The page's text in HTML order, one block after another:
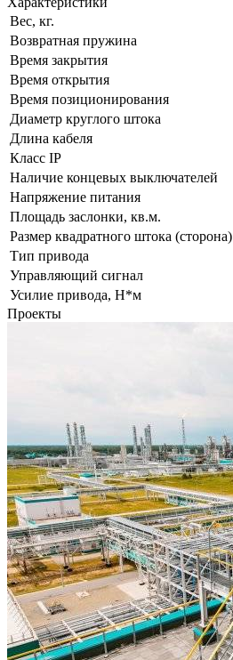
Вес, кг.
Возвратная пружина
Время закрытия
Время открытия
Время позиционирования
Диаметр круглого штока
Длина кабеля
Класс IP
Наличие концевых выключателей
Напряжение питания
Площадь заслонки, кв.м.
Размер квадратного штока (сторона)
Тип привода
Управляющий сигнал
Усилие привода, Н*м
Проекты